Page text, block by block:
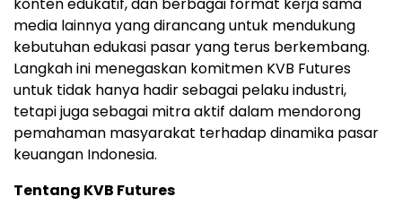
media lainnya yang dirancang untuk mendukung
kebutuhan edukasi pasar yang terus berkembang.
Langkah ini menegaskan komitmen KVB Futures
untuk tidak hanya hadir sebagai pelaku industri,
tetapi juga sebagai mitra aktif dalam mendorong
pemahaman masyarakat terhadap dinamika pasar
keuangan Indonesia.
Tentang KVB Futures